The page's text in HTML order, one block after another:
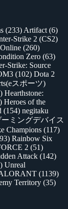
(233) Artifact (6)
Strike 2 (CS2)
(260)
Zero (63)
Strike: Source
(102) Dota 2
スポーツ)
Hearthstone:
Heroes of the
(154) negitaku
ーミングデバイス
Champions (117)
Rainbow Six
2 (51)
Attack (142)
Unreal
(1139)
Territory (35)